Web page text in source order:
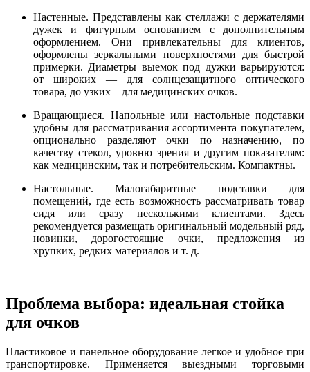
Настенные. Представлены как стеллажи с держателями
дужек и фигурным основанием с дополнительным
оформлением. Они привлекательны для клиентов,
оформлены зеркальными поверхностями для быстрой
примерки. Диаметры выемок под дужки варьируются:
от широких — для солнцезащитного оптического
товара, до узких – для медицинских очков.
Вращающиеся. Напольные или настольные подставки
удобны для рассматривания ассортимента покупателем,
опционально разделяют очки по назначению, по
качеству стекол, уровню зрения и другим показателям:
как медицинским, так и потребительским. Компактны.
Настольные. Малогабаритные подставки для
помещений, где есть возможность рассматривать товар
сидя или сразу несколькими клиентами. Здесь
рекомендуется размещать оригинальный модельный ряд,
новинки, дорогостоящие очки, предложения из
хрупких, редких материалов и т. д.
Проблема выбора: идеальная стойка
для очков
Пластиковое и панельное оборудование легкое и удобное при
транспортировке. Применяется выездными торговыми